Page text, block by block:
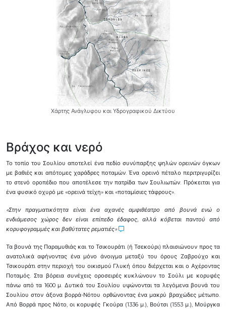
Χάρτης Ανάγλυφου και Υδρογραφικού Δικτύου
Βράχος και νερό
Το τοπίο του Σουλίου αποτελεί ένα πεδίο συνύπαρξης ψηλών ορεινών όγκων
με βαθιές και απότομες χαράδρες ποταμών. Ένα ορεινό πέταλο περιτριγυρίζει
το στενό οροπέδιο που αποτέλεσε την πατρίδα των Σουλιωτών. Πρόκειται για
ένα φυσικό οχυρό με «ορεινά τείχη» και «ποταμίσιες τάφρους».
«Στην πραγματικότητα είναι ένα αχανές αμφιθέατρο από βουνά ενώ ο
ενδιάμεσος χώρος δεν είναι επίπεδο έδαφος, αλλά κόβεται παντού από
κορυφογραμμές και βαθύτατες ρεματιές»
Τα βουνά της Παραμυθιάς και το Τσικουράτι (ή Τσεκούρι) πλαισιώνουν προς τα
ανατολικά αφήνοντας ένα μόνο άνοιγμα μεταξύ του όρους Ζαβρούχο και
Τσικουράτι στην περιοχή του οικισμού Γλυκή όπου διέρχεται και ο Αχέροντας
Ποταμός. Στα βόρεια συνέχεις οροσειρές κυκλώνουν το Σούλι με κορυφές
πάνω από τα 1600 μ. Δυτικά του Σουλίου υψώνονται τα λεγόμενα βουνά του
Σουλίου στον άξονα βορρά-Νότου ορθώνοντας ένα μακρύ βραχώδες μέτωπο.
Από Βορρά προς Νότο, οι κορυφές Γκούρα (1336 μ.), Βούτσι (1553 μ.), Μούργκα